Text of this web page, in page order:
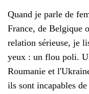
Quand je parle de
France, de Belgique
relation sérieuse, je
yeux : un flou poli.
Roumanie et
ils sont incapables